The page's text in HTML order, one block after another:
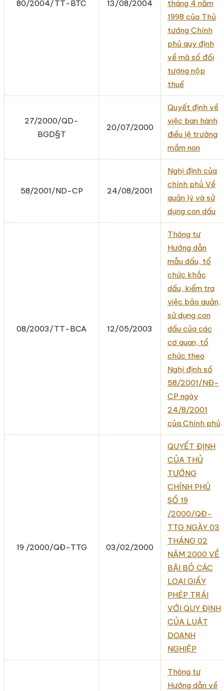
80/2004/TT-BTC 13/08/2004
tháng 4 năm
1998 của Thủ
tướng Chính
phủ quy định
về mã số đối
tượng nộp
thuế
27/2000/QD-
BGD§T
20/07/2000
Quyết định về
việc ban hành
điều lệ trường
mầm non
58/2001/ND-CP 24/08/2001
Nghị định của
chính phủ Về
quản lý và sử
dụng con dấu
08/2003/TT-BCA 12/05/2003
Thông tư
Hướng dẫn
mẫu dấu, tổ
chức khắc
dấu, kiểm tra
việc bảo quản,
sử dụng con
dấu của các
cơ quan, tổ
chức theo
Nghị định số
58/2001/NĐ-
CP ngày
24/8/2001
của Chính phủ
19 /2000/QĐ-TTG 03/02/2000
QUYẾT ĐỊNH
CỦA THỦ
TƯỚNG
CHÍNH PHỦ
SỐ 19
/2000/QĐ-
TTG NGÀY 03
THÁNG 02
NĂM 2000 VỀ
BÃI BỎ CÁC
LOẠI GIẤY
PHÉP TRÁI
VỚI QUY ĐỊNH
CỦA LUẬT
DOANH
NGHIỆP
Thông tư
Hướng dẫn về